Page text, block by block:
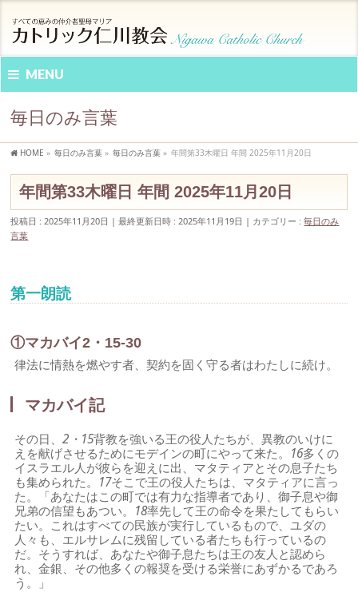
MENU
毎日のみ言葉
HOME » 毎日のみ言葉 » 毎日のみ言葉 » 年間第33木曜日 年間 2025年11月20日
年間第33木曜日 年間 2025年11月20日
投稿日 : 2025年11月20日 最終更新日時 : 2025年11月19日 カテゴリー :毎日のみ
言葉
第一朗読
①マカバイ2・15-30
律法に情熱を燃やす者、契約を固く守る者はわたしに続け。
マカバイ記
その日、2・15背教を強いる王の役人たちが、異教のいけに
えを献げさせるためにモデインの町にやって来た。 16多くの
イスラエル人が彼らを迎えに出、マタティアとその息子たち
も集められた。 17そこで王の役人たちは、マタティアに言っ
た。「あなたはこの町では有力な指導者であり、御子息や御
兄弟の信望もあつい。 18率先して王の命令を果たしてもらい
たい。これはすべての民族が実行しているもので、ユダの
人々も、エルサレムに残留している者たちも行っているの
だ。そうすれば、あなたや御子息たちは王の友人と認めら
れ、金銀、その他多くの報奨を受ける栄誉にあずかるであろ
う。」